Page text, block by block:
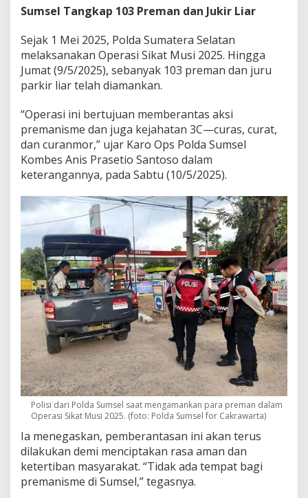
p
a
a
P
r
n
i
s
m
e
Sumsel Tangkap 103 Preman dan Jukir Liar
Sejak 1 Mei 2025, Polda Sumatera Selatan
melaksanakan Operasi Sikat Musi 2025. Hingga
Jumat (9/5/2025), sebanyak 103 preman dan juru
parkir liar telah diamankan.
“Operasi ini bertujuan memberantas aksi
premanisme dan juga kejahatan 3C—curas, curat,
dan curanmor,” ujar Karo Ops Polda Sumsel
Kombes Anis Prasetio Santoso dalam
keterangannya, pada Sabtu (10/5/2025).
Polisi dari Polda Sumsel saat mengamankan para preman dalam
Operasi Sikat Musi 2025. (foto: Polda Sumsel for Cakrawarta)
Ia menegaskan, pemberantasan ini akan terus
dilakukan demi menciptakan rasa aman dan
ketertiban masyarakat. “Tidak ada tempat bagi
premanisme di Sumsel,” tegasnya.